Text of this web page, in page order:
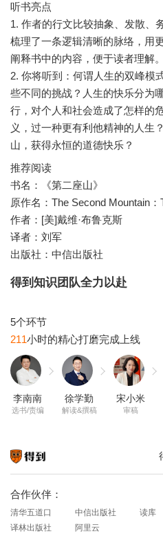
听书亮点
1. 作者的行文比较抽象、发散、
梳理了一条逻辑清晰的脉络，用
阐释书中的内容，便于读者理解。
2. 你将听到：何谓人生的双峰模
些不同的挑战？人生的快乐分为
行，对个人和社会造成了怎样的
义，过一种更有利他精神的人生
推荐阅读
书名：《第二座山》
原作名：The Second Mountain
作者：[美]戴维·布鲁克斯
译者：刘军
出版社：中信出版社
得到知识团队全力以赴
211
李南南
选书/责编
徐学勤
解读&撰稿
宋小米
审稿
合作伙伴：
清华五道口 中信出版社 读库
译林出版社
阿里云